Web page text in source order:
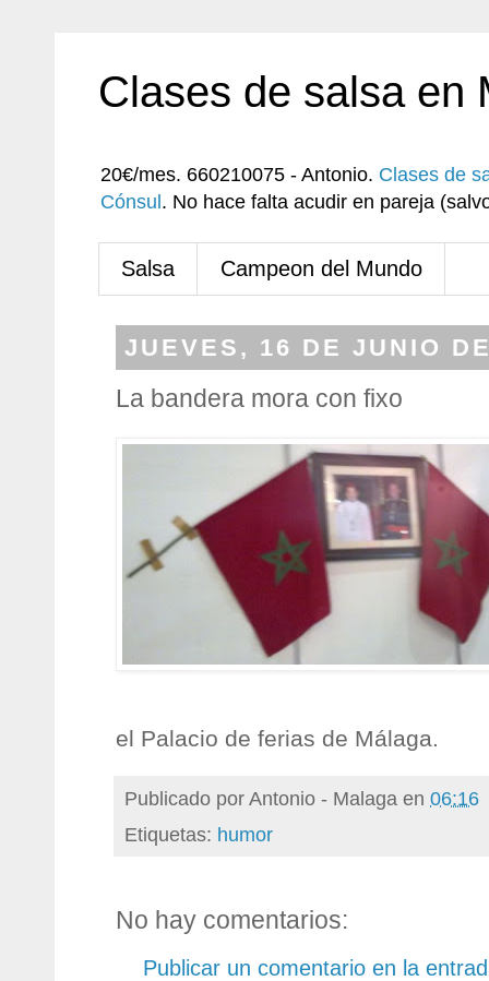
Clases de salsa en
20€/mes. 660210075 - Antonio. Clases de
Cónsul . No hace falta acudir en pareja
Salsa Campeon del Mundo
JUEVES, 16 DE JUNIO
La bandera mora con fixo
el Palacio de ferias de Málaga.
Publicado porAntonio - Malaga en 06:16
Etiquetas: humor
No hay comentarios:
Publicar un comentario en la